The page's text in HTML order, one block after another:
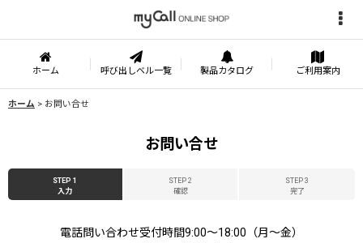
ホーム 呼び出しベル一覧 製品カタログ ご利用案内
ホーム > お問い合せ
お問い合せ
STEP 1
入力
STEP 2
確認
STEP 3
完了
電話問い合わせ受付時間9:00〜18:00（月〜金）